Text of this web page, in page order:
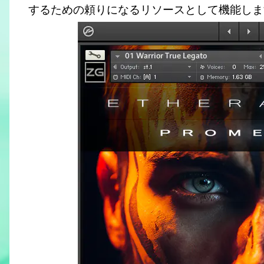
するための頼りになるリソースとして機能し